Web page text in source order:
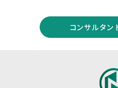
コンサルタン